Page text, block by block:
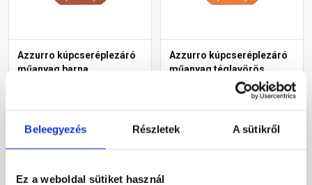
Beleegyezés Részletek A sütikről
Ez a weboldal sütiket használ
Azzurro kúpcseréplezáró
műanyag barna
1 225 Ft/ db
Azzurro kúpcseréplezáró
műanyag téglavörös